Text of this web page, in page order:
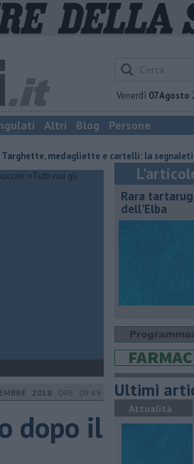
Venerdì 07 Agosto
Altri Blog Persone
medagliette e cartelli: la segnaletica di
2018 ORE 09:49
dopo il
Rara
dell'Elba
Ultimi
Attualità